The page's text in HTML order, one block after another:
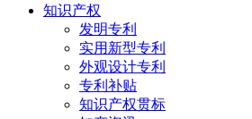
知识产权
发明专利
实用新型专利
外观设计专利
专利补贴
知识产权贯标